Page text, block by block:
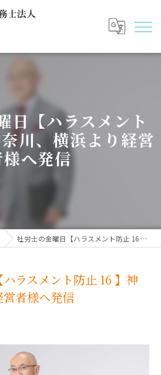
日【ハラスメント
川、横浜より経営
へ発信
社労士の金曜日【ハラスメント防止 16 】神奈川、横浜より経営者様へ発信
ラスメント防止 16 】神
者様へ発信